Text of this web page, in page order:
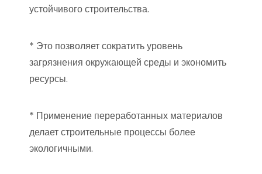
устойчивого строительства.
* Это позволяет сократить уровень
загрязнения окружающей среды и экономить
ресурсы.
* Применение переработанных материалов
делает строительные процессы более
экологичными.